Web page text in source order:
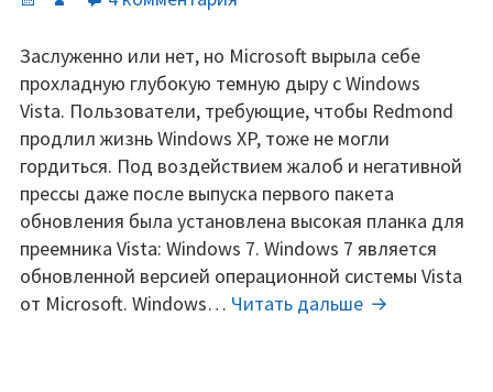
Ключи
для
windows
7
ultimate,
professional,
Home
Premium
(2019)
Заслуженно или нет, но Microsoft вырыла себе
прохладную глубокую темную дыру с Windows
Vista. Пользователи, требующие, чтобы Redmond
продлил жизнь Windows XP, тоже не могли
гордиться. Под воздействием жалоб и негативной
прессы даже после выпуска первого пакета
обновления была установлена высокая планка для
преемника Vista: Windows 7. Windows 7 является
обновленной версией операционной системы Vista
от Microsoft. Windows… Читать дальше Ключи